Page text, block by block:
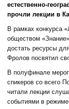
естественно-
прочли лекции в
В рамках конкурса
обществом
достать ресурсы
Фролов посвятил
В полуфинале
спикеров со всего
читали лекции
событиями в режиме